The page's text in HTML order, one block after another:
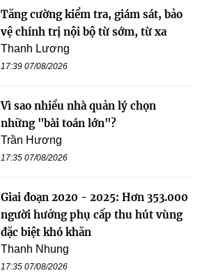
Tăng cường kiểm tra, giám sát, bảo
vệ chính trị nội bộ từ sớm, từ xa
Thanh Lương
17:39 07/08/2026
Vì sao nhiều nhà quản lý chọn
những "bài toán lớn"?
Trần Hương
17:35 07/08/2026
Giai đoạn 2020 - 2025: Hơn 353.000
người hưởng phụ cấp thu hút vùng
đặc biệt khó khăn
Thanh Nhung
17:35 07/08/2026